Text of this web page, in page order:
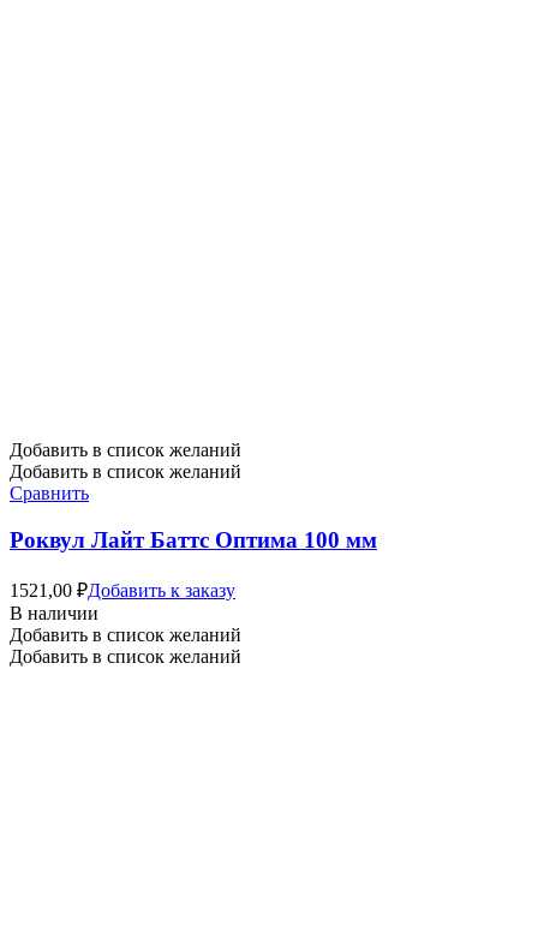
Добавить в список желаний
Добавить в список желаний
Сравнить
Роквул Лайт Баттс Оптима 100 мм
1521,00 ₽Добавить к заказу
В наличии
Добавить в список желаний
Добавить в список желаний